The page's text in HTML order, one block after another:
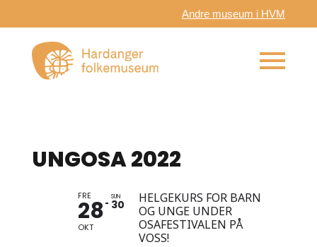
Andre museum i HVM
UNGOSA 2022
FRE
28
OKT
SUN
30
HELGEKURS FOR BARN
OG UNGE UNDER
OSAFESTIVALEN PÅ
VOSS!